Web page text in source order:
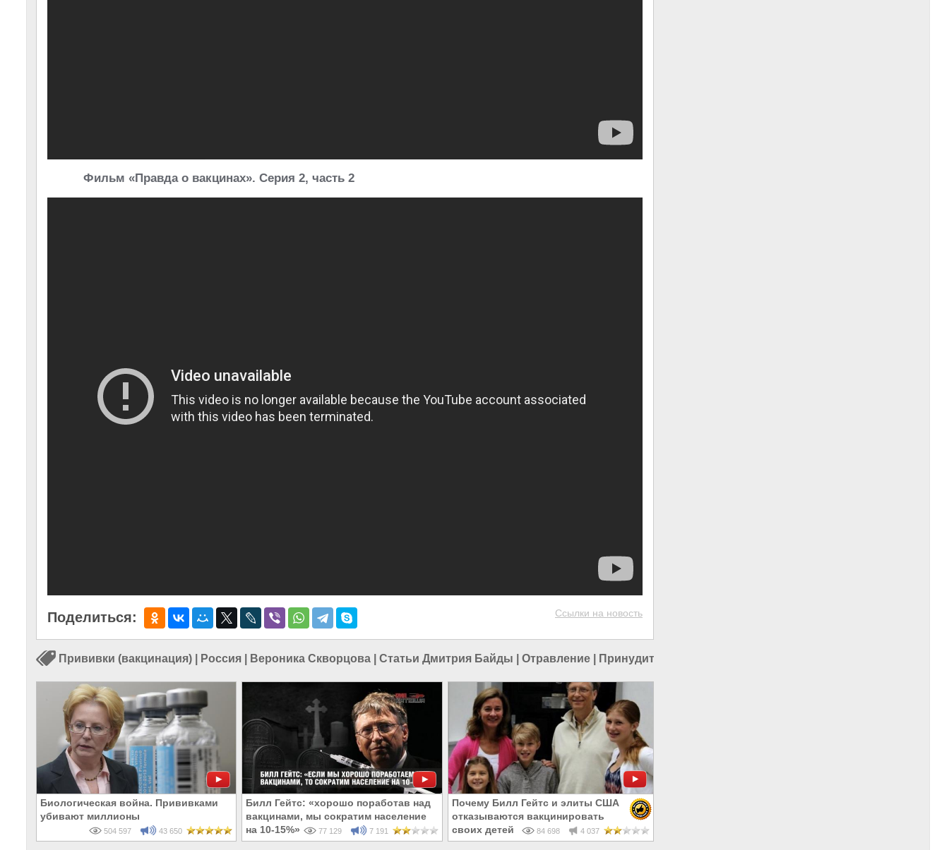
Фильм «Правда о вакцинах». Серия 2, часть 2
Поделиться: Ссылки на новость
Прививки (вакцинация) Россия Вероника Скворцова Статьи Дмитрия Байды Отравление Принудительная вакцинация
Биологическая война. Прививками
убивают миллионы
504 597 43 650
Билл Гейтс: «хорошо поработав над
вакцинами, мы сократим население
на 10-15%»
77 129 7 191
Почему Билл Гейтс и элиты США
отказываются вакцинировать
своих детей
84 698 4 037